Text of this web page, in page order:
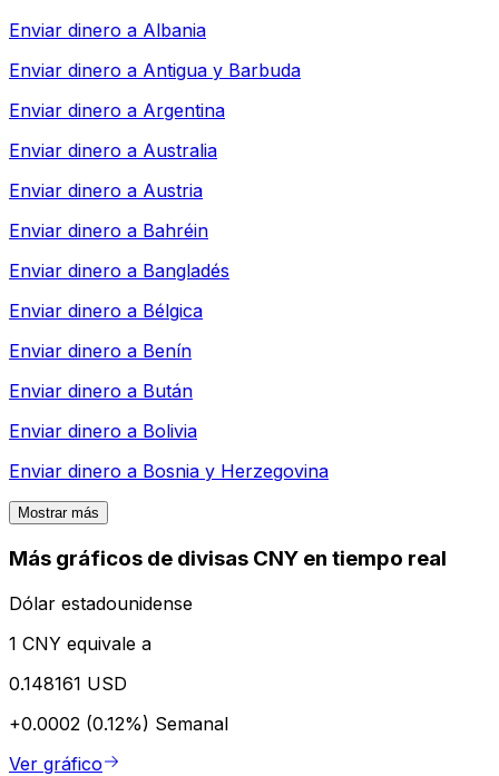
Enviar dinero a Albania
Enviar dinero a Antigua y Barbuda
Enviar dinero a Argentina
Enviar dinero a Australia
Enviar dinero a Austria
Enviar dinero a Bahréin
Enviar dinero a Bangladés
Enviar dinero a Bélgica
Enviar dinero a Benín
Enviar dinero a Bután
Enviar dinero a Bolivia
Enviar dinero a Bosnia y Herzegovina
Mostrar más
Más gráficos de divisas CNY en tiempo real
Dólar estadounidense
1 CNY equivale a
0.148161 USD
+0.0002 (0.12%) Semanal
Ver gráfico